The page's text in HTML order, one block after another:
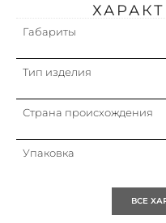
Габариты
Тип изделия
Страна происхождения
Упаковка
ВСЕ